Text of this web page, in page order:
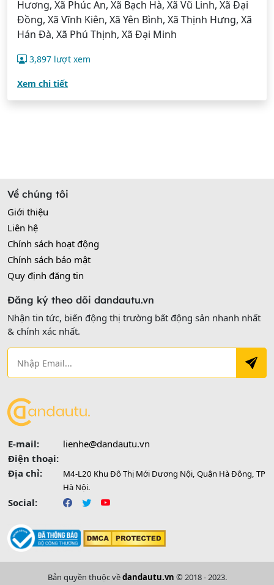
Hương, Xã Phúc An, Xã Bạch Hà, Xã Vũ Linh, Xã Đại
Đồng, Xã Vĩnh Kiên, Xã Yên Bình, Xã Thịnh Hưng, Xã
Hán Đà, Xã Phú Thịnh, Xã Đại Minh
3,897 lượt xem
Xem chi tiết
Về chúng tôi
Giới thiệu
Liên hệ
Chính sách hoạt động
Chính sách bảo mật
Quy định đăng tin
Đăng ký theo dõi dandautu.vn
Nhận tin tức, biến động thị trường bất động sản nhanh nhất
& chính xác nhất.
E-mail:
lienhe@dandautu.vn
Điện thoại:
Địa chỉ:
M4-L20 Khu Đô Thị Mới Dương Nội, Quận Hà Đông, TP
Hà Nội.
Social:
Bản quyền thuộc vềdandautu.vn © 2018 - 2023.